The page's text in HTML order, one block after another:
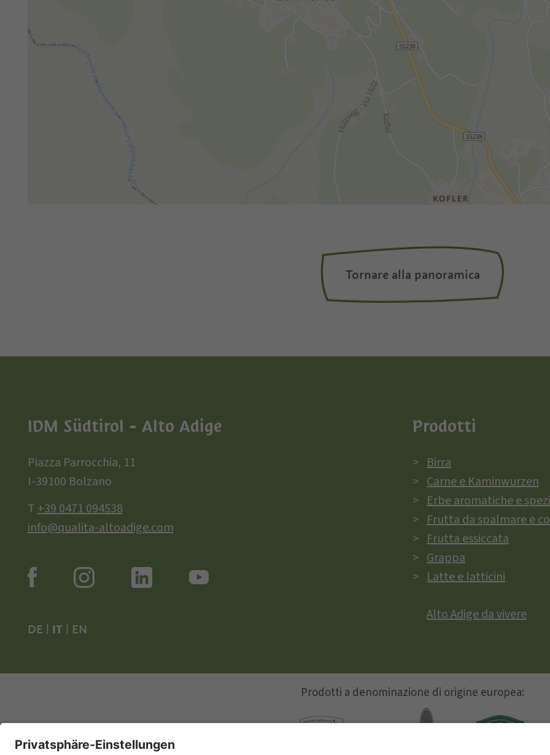
Tornare alla panoramica
IDM Südtirol - Alto Adige
Piazza Parrocchia, 11
I-39100 Bolzano
T+39 0471 094538
info@qualita-altoadige.com
DE IT| EN
Prodotti
Birra
Carne e Kaminwurzen
Erbe aromatiche e
Frutta da spalmare e
Frutta essiccata
Grappa
Latte e latticini
Alto Adige da vivere
Prodotti a denominazione di origine europea: